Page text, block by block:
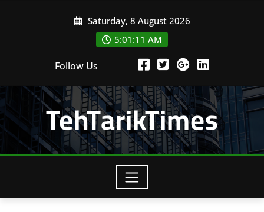
Saturday, 8 August 2026
5:01:13 AM
Follow Us
TehTarikTimes